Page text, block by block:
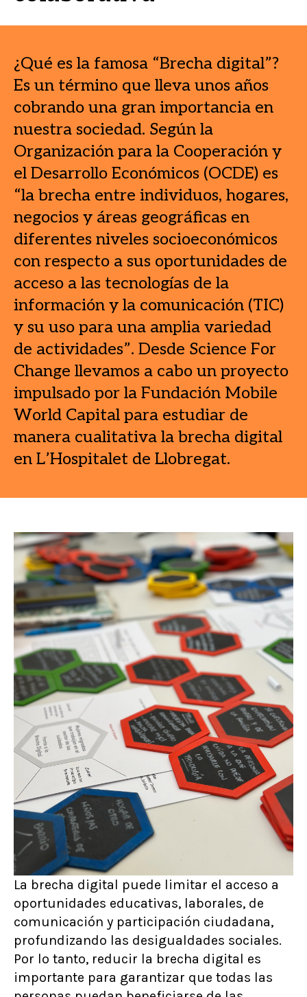
¿Qué es la famosa “Brecha digital”?
Es un término que lleva unos años
cobrando una gran importancia en
nuestra sociedad. Según la
Organización para la Cooperación y
el Desarrollo Económicos (OCDE) es
“la brecha entre individuos, hogares,
negocios y áreas geográficas en
diferentes niveles socioeconómicos
con respecto a sus oportunidades de
acceso a las tecnologías de la
información y la comunicación (TIC)
y su uso para una amplia variedad
de actividades”. Desde Science For
Change llevamos a cabo un proyecto
impulsado por la Fundación Mobile
World Capital para estudiar de
manera cualitativa la brecha digital
en L’Hospitalet de Llobregat.
La brecha digital puede limitar el acceso a
oportunidades educativas, laborales, de
comunicación y participación ciudadana,
profundizando las desigualdades sociales.
Por lo tanto, reducir la brecha digital es
importante para garantizar que todas las